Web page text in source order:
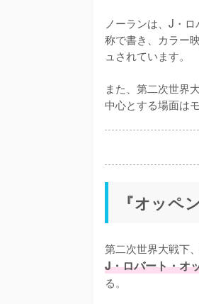
ノーランは、J・
称で書き、カラー
ュされています。
また、第二次世界
中心とする場面は
『オッペ
J・ロバート・オ
る。